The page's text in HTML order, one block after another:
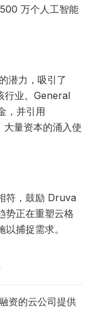
万个人工智能
潜力，吸引了
行业。General
，并引用
大量资本的涌入使
符，鼓励 Druva
势正在重塑云格
捕捉需求。
资的云公司提供